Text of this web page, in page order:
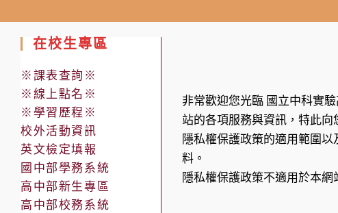
非常歡迎您光臨 國立中科實
站的各項服務與資訊，特此
隱私權保護政策的適用範圍
料。
隱私權保護政策不適用於本
在校生專區
※課表查詢※
※線上點名※
※學習歷程※
校外活動資訊
英文檢定填報
國中部學務系統
高中部新生專區
高中部校務系統